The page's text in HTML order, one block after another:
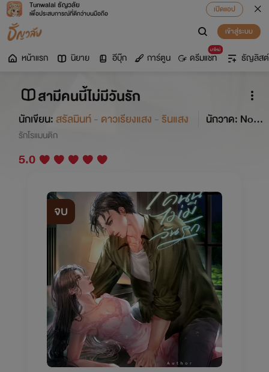
Tunwalai ธัญวลัย
เพื่อประสบการณ์ที่ดีกว่าบนมือถือ
เปิดแอป
เข้าสู่ระบบ
หน้าแรก นิยาย อีบุ๊ก การ์ตูน
มาใหม่
ดรีมแชท ธัญลิสต์
สามีคนนี้ไม่มีวันรัก
นักเขียน:สรัลมินท์ - ดาวเรียงแสง - รินแสง
นักวาด: Noa
hcross, MintMichaelis
รักโรแมนติก
5.0
จบ